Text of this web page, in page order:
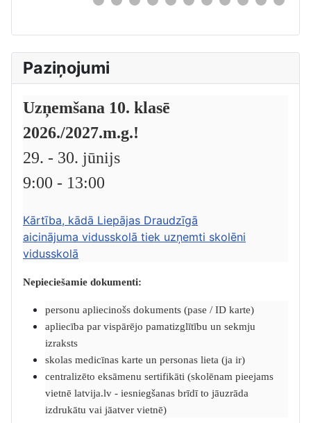
Paziņojumi
Uzņemšana 10. klasē
2026./2027.m.g.!
29. - 30. jūnijs
9:00 - 13:00
Kārtība, kādā Liepājas Draudzīgā
aicinājuma vidusskolā tiek uzņemti skolēni
vidusskolā
Nepieciešamie dokumenti:
personu apliecinošs dokuments (pase / ID karte)
apliecība par vispārējo pamatizglītību un sekmju
izraksts
skolas medicīnas karte un personas lieta (ja ir)
centralizēto eksāmenu sertifikāti (skolēnam pieejams
vietnē latvija.lv - iesniegšanas brīdī to jāuzrāda
izdrukātu vai jāatver vietnē)